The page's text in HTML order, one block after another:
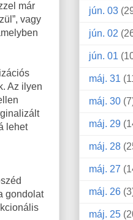
már
vagy
Az ilyen
lehet
gondolat
jún. 03
jún. 02
jún. 01
máj. 31
máj. 30
máj. 29
máj. 28
máj. 27
máj. 26
máj. 25